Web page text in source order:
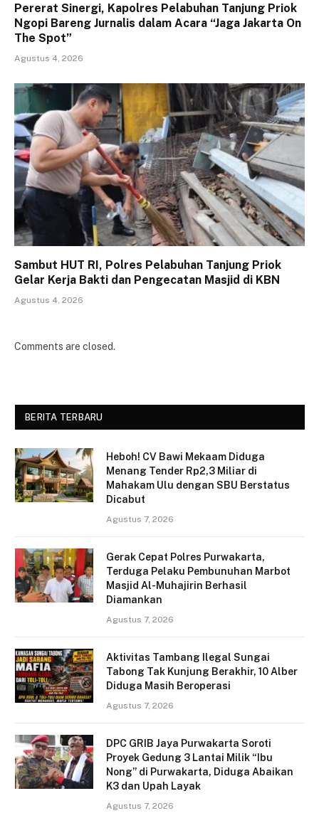
Pererat Sinergi, Kapolres Pelabuhan Tanjung Priok
Ngopi Bareng Jurnalis dalam Acara “Jaga Jakarta On
The Spot”
Agustus 4, 2026
Sambut HUT RI, Polres Pelabuhan Tanjung Priok
Gelar Kerja Bakti dan Pengecatan Masjid di KBN
Agustus 4, 2026
Comments are closed.
BERITA TERBARU
Heboh! CV Bawi Mekaam Diduga
Menang Tender Rp2,3 Miliar di
Mahakam Ulu dengan SBU Berstatus
Dicabut
Agustus 7, 2026
Gerak Cepat Polres Purwakarta,
Terduga Pelaku Pembunuhan Marbot
Masjid Al-Muhajirin Berhasil
Diamankan
Agustus 7, 2026
Aktivitas Tambang Ilegal Sungai
Tabong Tak Kunjung Berakhir, 10 Alber
Diduga Masih Beroperasi
Agustus 7, 2026
DPC GRIB Jaya Purwakarta Soroti
Proyek Gedung 3 Lantai Milik “Ibu
Nong” di Purwakarta, Diduga Abaikan
K3 dan Upah Layak
Agustus 7, 2026